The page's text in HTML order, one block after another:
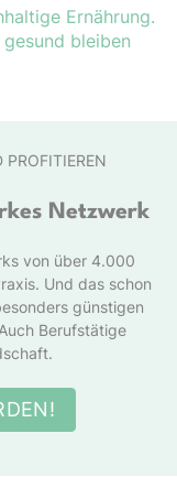
Ernährung.
bleiben
Netzwerk
von über 4.000
Und das schon
günstigen
Berufstätige